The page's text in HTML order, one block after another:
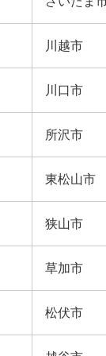
川越市
川口市
所沢市
東松山市
狭山市
草加市
松伏市